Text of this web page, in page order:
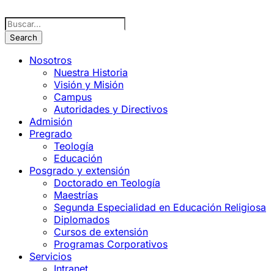
Nosotros
Nuestra Historia
Visión y Misión
Campus
Autoridades y Directivos
Admisión
Pregrado
Teología
Educación
Posgrado y extensión
Doctorado en Teología
Maestrías
Segunda Especialidad en Educación Religiosa
Diplomados
Cursos de extensión
Programas Corporativos
Servicios
Intranet